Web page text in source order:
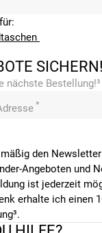
SICHERN!
nächste Bestellung!³
*
den
Angeboten und
ist jederzeit
erhalte ich einen